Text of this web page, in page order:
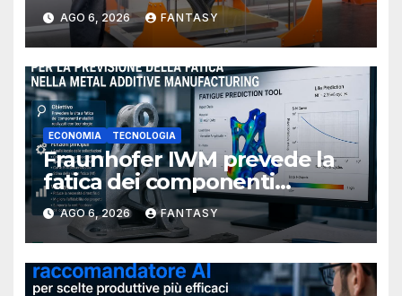
AGO 6, 2026 FANTASY
ECONOMIA TECNOLOGIA
Fraunhofer IWM prevede la
fatica dei componenti
metallici stampati in 3D
AGO 6, 2026 FANTASY